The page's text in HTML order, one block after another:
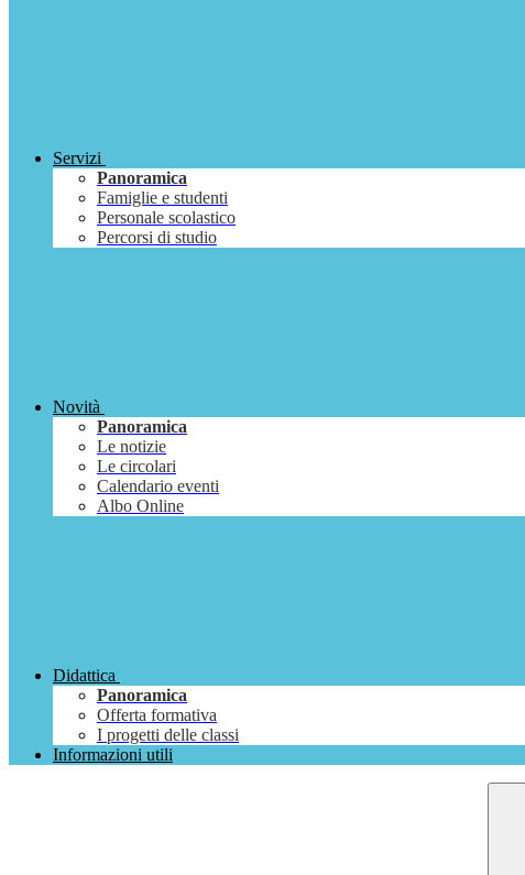
Servizi
Panoramica
Famiglie e studenti
Personale scolastico
Percorsi di studio
Novità
Panoramica
Le notizie
Le circolari
Calendario eventi
Albo Online
Didattica
Panoramica
Offerta formativa
I progetti delle classi
Informazioni utili